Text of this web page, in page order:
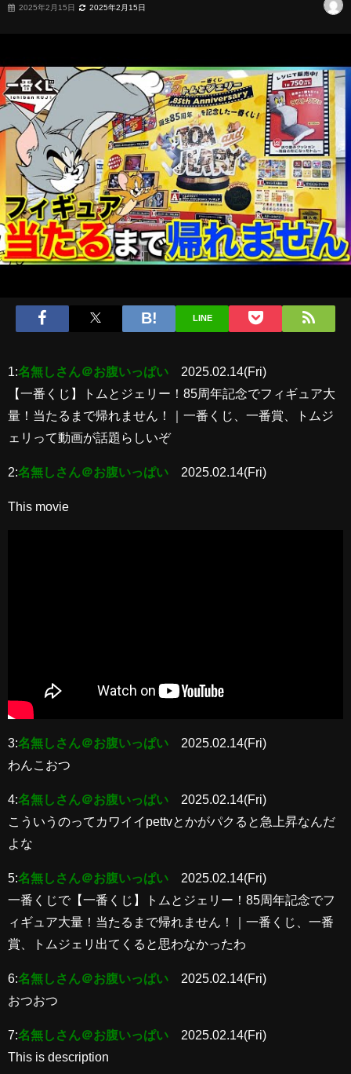
2025年2月15日 2025年2月15日
LINE
1:名無しさん＠お腹いっぱい
2025.02.14(Fri)
【一番くじ】トムとジェリー！85周年記念でフィギュア大
量！当たるまで帰れません！｜一番くじ、一番賞、トムジ
ェリって動画が話題らしいぞ
2:名無しさん＠お腹いっぱい 2025.02.14(Fri)
This movie
3:名無しさん＠お腹いっぱい
2025.02.14(Fri)
わんこおつ
4:名無しさん＠お腹いっぱい
2025.02.14(Fri)
こういうのってカワイイpettvとかがパクると急上昇なんだ
よな
5:名無しさん＠お腹いっぱい
2025.02.14(Fri)
一番くじで【一番くじ】トムとジェリー！85周年記念でフ
ィギュア大量！当たるまで帰れません！｜一番くじ、一番
賞、トムジェリ出てくると思わなかったわ
6:名無しさん＠お腹いっぱい
2025.02.14(Fri)
おつおつ
7:名無しさん＠お腹いっぱい
2025.02.14(Fri)
This is description